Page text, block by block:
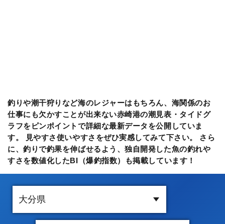
釣りや潮干狩りなど海のレジャーはもちろん、海関係のお
仕事にも欠かすことが出来ない赤崎港の潮見表・タイドグ
ラフをピンポイントで詳細な最新データを公開していま
す。 見やすさ使いやすさをぜひ実感してみて下さい。 さら
に、釣りで釣果を伸ばせるよう、独自開発した魚の釣れや
すさを数値化したBI（爆釣指数）も掲載しています！